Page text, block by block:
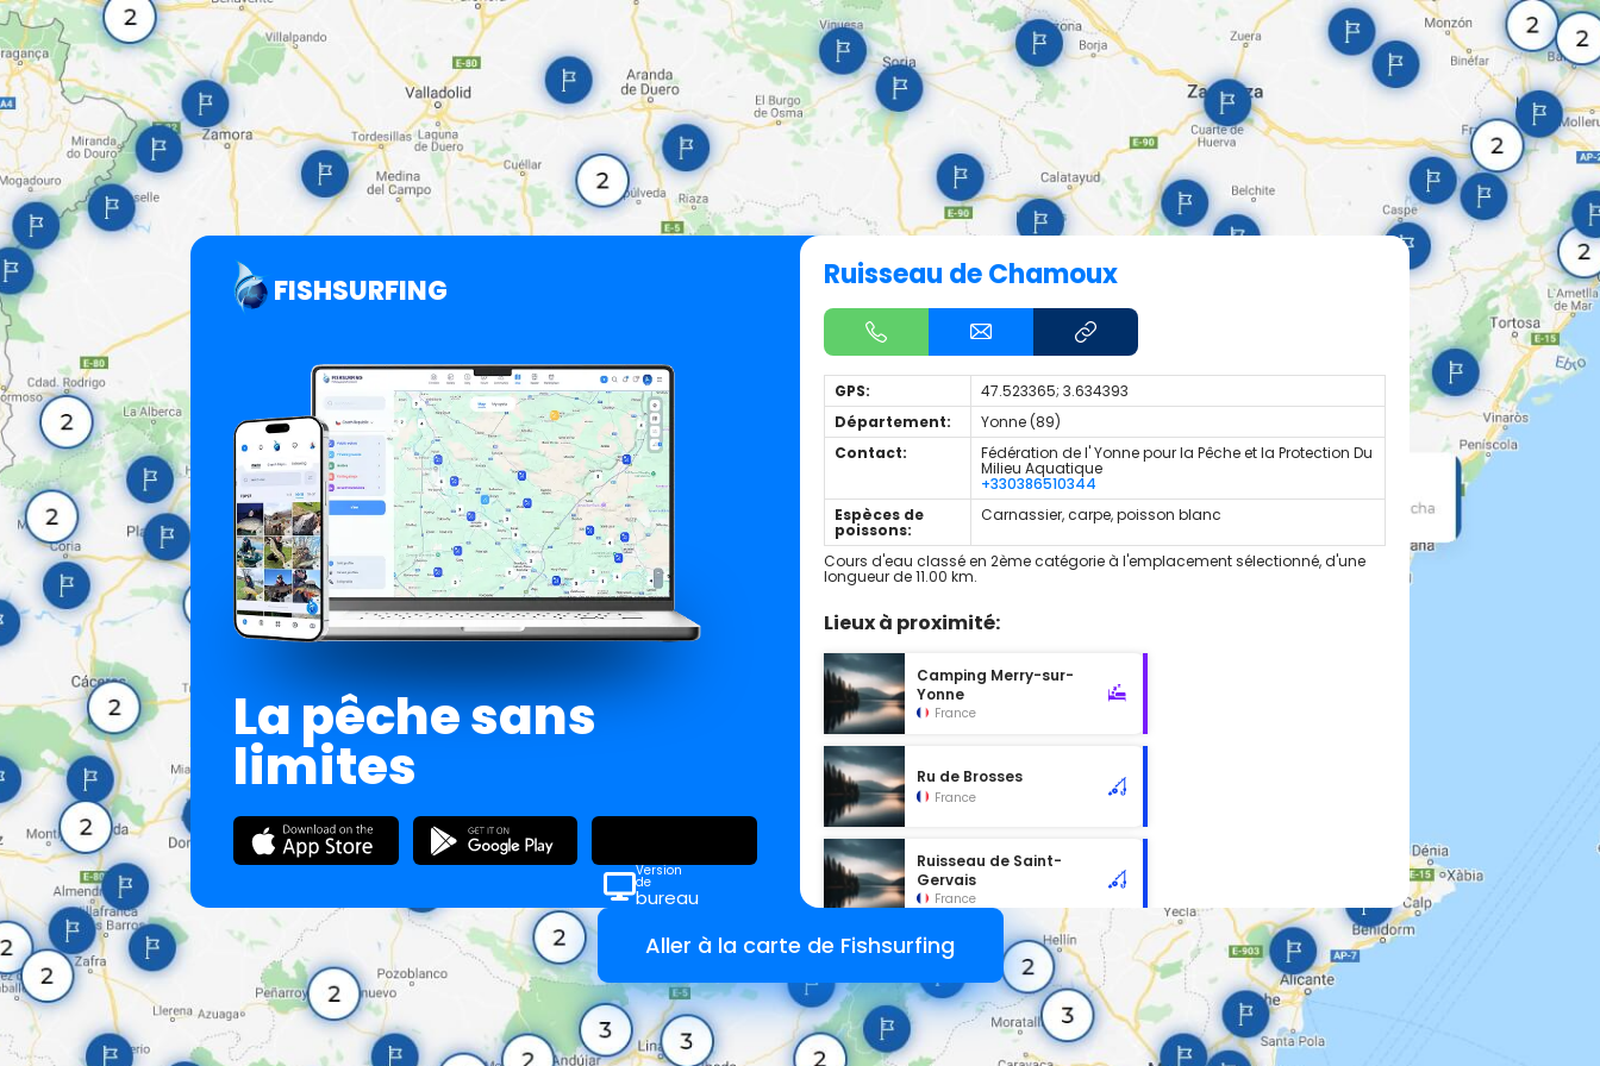
FISHSURFING
La pêche sans
limites
Version
de
bureau
Ruisseau de Chamoux
GPS:
47.523365; 3.634393
Département:
Yonne (89)
Contact:
Fédération de l' Yonne pour la Pêche et la Protection Du
Milieu Aquatique
+330386510344
Espèces de
poissons:
Carnassier, carpe, poisson blanc
Cours d'eau classé en 2ème catégorie à l'emplacement sélectionné, d'une
longueur de 11.00 km.
Lieux à proximité:
Camping Merry-sur-
Yonne
France
Ru de Brosses
France
Ruisseau de Saint-
Gervais
France
Aller à la carte de Fishsurfing